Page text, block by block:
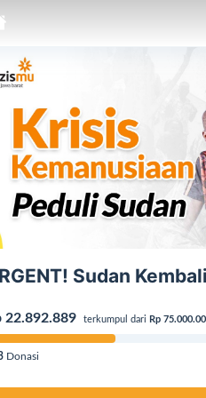
Sudan
22.892.889 terkumpul dari Rp
Donasi